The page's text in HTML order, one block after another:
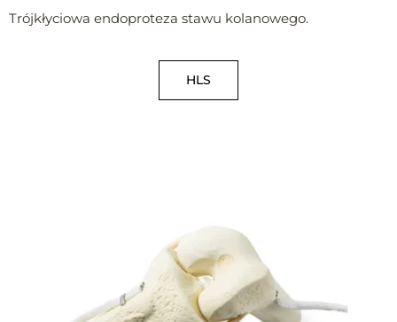
Trójkłyciowa endoproteza stawu kolanowego.
HLS